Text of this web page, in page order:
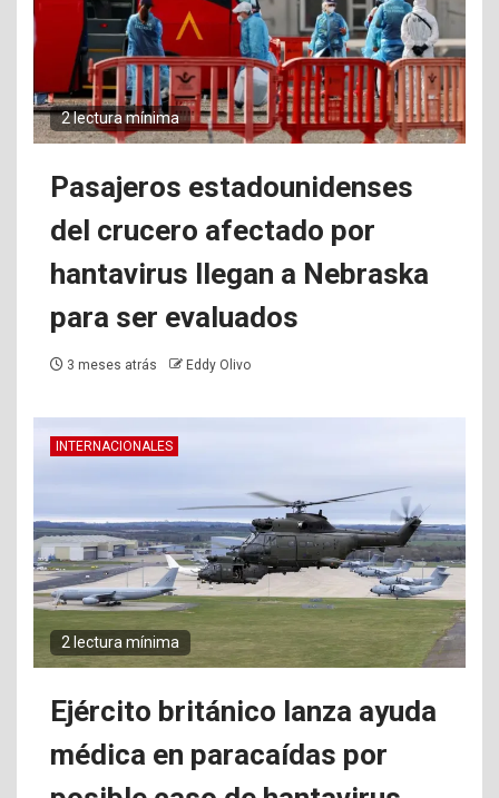
2 lectura mínima
Pasajeros estadounidenses
del crucero afectado por
hantavirus llegan a Nebraska
para ser evaluados
3 meses atrás Eddy Olivo
INTERNACIONALES
2 lectura mínima
Ejército británico lanza ayuda
médica en paracaídas por